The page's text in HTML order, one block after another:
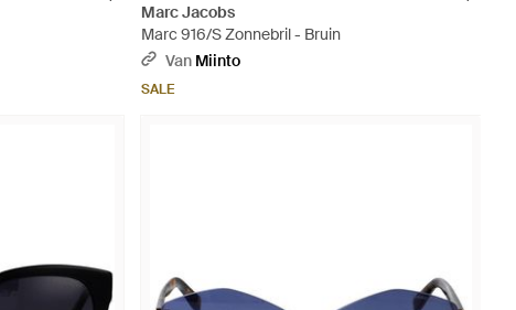
Marc Jacobs
Marc 916/S Zonnebril - Bruin
Van Miinto
SALE